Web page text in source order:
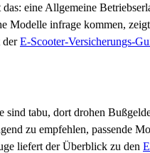
eine Allgemeine
Modelle infrage kommen,
derE-Scooter-Versicherungs-
tabu, dort drohen
zu empfehlen, passende
liefert der Überblick zu den